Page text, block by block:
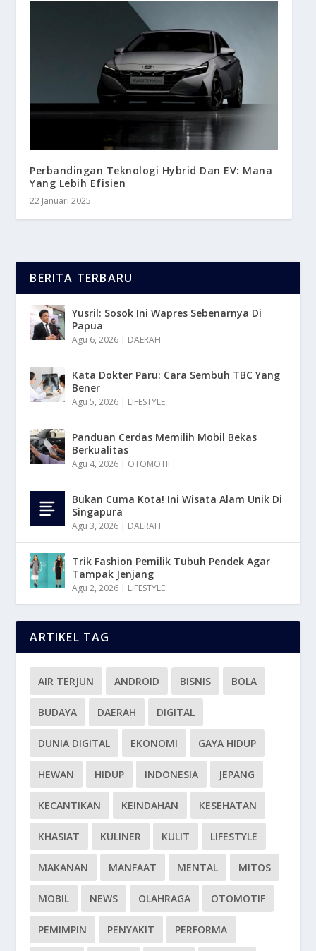
Perbandingan Teknologi Hybrid Dan EV: Mana
Yang Lebih Efisien
22 Januari 2025
BERITA TERBARU
Yusril: Sosok Ini Wapres Sebenarnya Di
Papua
Agu 6, 2026 | DAERAH
Kata Dokter Paru: Cara Sembuh TBC Yang
Bener
Agu 5, 2026 | LIFESTYLE
Panduan Cerdas Memilih Mobil Bekas
Berkualitas
Agu 4, 2026 | OTOMOTIF
Bukan Cuma Kota! Ini Wisata Alam Unik Di
Singapura
Agu 3, 2026 | DAERAH
Trik Fashion Pemilik Tubuh Pendek Agar
Tampak Jenjang
Agu 2, 2026 | LIFESTYLE
ARTIKEL TAG
AIR TERJUN ANDROID BISNIS BOLA
BUDAYA DAERAH DIGITAL
DUNIA DIGITAL EKONOMI GAYA HIDUP
HEWAN HIDUP INDONESIA JEPANG
KECANTIKAN KEINDAHAN KESEHATAN
KHASIAT KULINER KULIT LIFESTYLE
MAKANAN MANFAAT MENTAL MITOS
MOBIL NEWS OLAHRAGA OTOMOTIF
PEMIMPIN PENYAKIT PERFORMA